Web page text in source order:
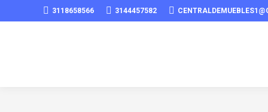
3118658566 3144457582